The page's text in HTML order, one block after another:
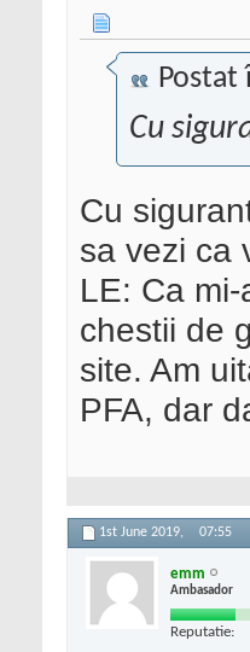
Postat
Cu
Cu
sa vezi ca
LE: Ca
chestii de
site. Am
PFA, dar
1st June 2019, 07:55
emm
Ambasador
Reputatie: